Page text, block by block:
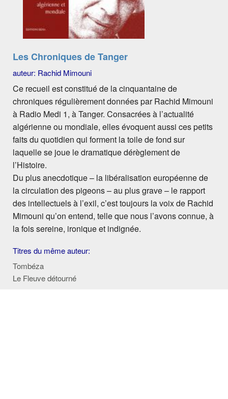
Les Chroniques de Tanger
auteur: Rachid Mimouni
Ce recueil est constitué de la cinquantaine de
chroniques régulièrement données par Rachid Mimouni
à Radio Medi 1, à Tanger. Consacrées à l’actualité
algérienne ou mondiale, elles évoquent aussi ces petits
faits du quotidien qui forment la toile de fond sur
laquelle se joue le dramatique dérèglement de
l’Histoire.
Du plus anecdotique – la libéralisation européenne de
la circulation des pigeons – au plus grave – le rapport
des intellectuels à l’exil, c’est toujours la voix de Rachid
Mimouni qu’on entend, telle que nous l’avons connue, à
la fois sereine, ironique et indignée.
Titres du même auteur:
Tombéza
Le Fleuve détourné